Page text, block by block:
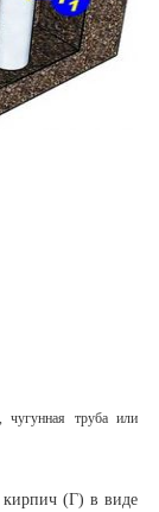
чугунная труба или
кирпич (Г) в виде